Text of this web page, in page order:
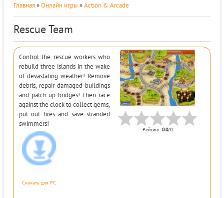
Главная»Онлайн игры »Action & Arcade
Rescue Team
Control the rescue workers who
rebuild three islands in the wake
of devastating weather! Remove
debris, repair damaged buildings
and patch up bridges! Then race
against the clock to collect gems,
put out fires and save stranded
swimmers!
Скачать для PC
Рейтинг: 0.0/0